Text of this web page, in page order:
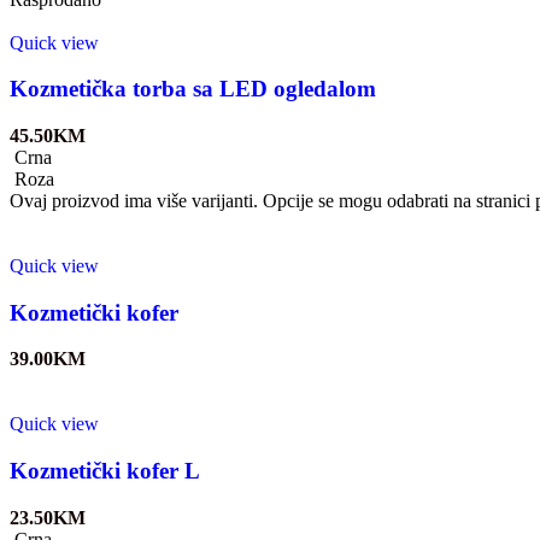
Quick view
Kozmetička torba sa LED ogledalom
45.50KM
Crna
Roza
Ovaj proizvod ima više varijanti. Opcije se mogu odabrati na stranici
Quick view
Kozmetički kofer
39.00KM
Quick view
Kozmetički kofer L
23.50KM